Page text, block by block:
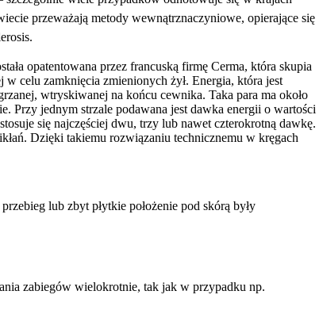
przeważają metody wewnątrznaczyniowe, opierające się
opatentowana przez francuską firmę Cerma, która skupia
celu zamknięcia zmienionych żył. Energia, która jest
wtryskiwanej na końcu cewnika. Taka para ma około
Przy jednym strzale podawana jest dawka energii o wartości
się najczęściej dwu, trzy lub nawet czterokrotną dawkę.
Dzięki takiemu rozwiązaniu technicznemu w kręgach
lub zbyt płytkie położenie pod skórą były
zabiegów wielokrotnie, tak jak w przypadku np.